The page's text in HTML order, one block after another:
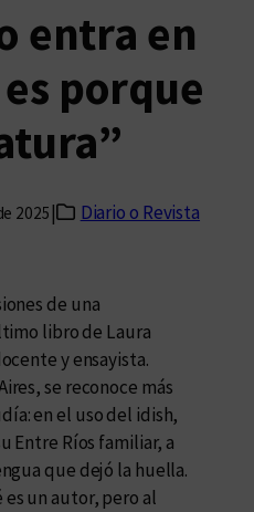
entra en
porque
2025 | Diario o Revista
de una
libro de Laura
y ensayista.
se reconoce más
en el uso del idish,
Entre Ríos familiar, a
que dejó la huella.
es un autor, pero al